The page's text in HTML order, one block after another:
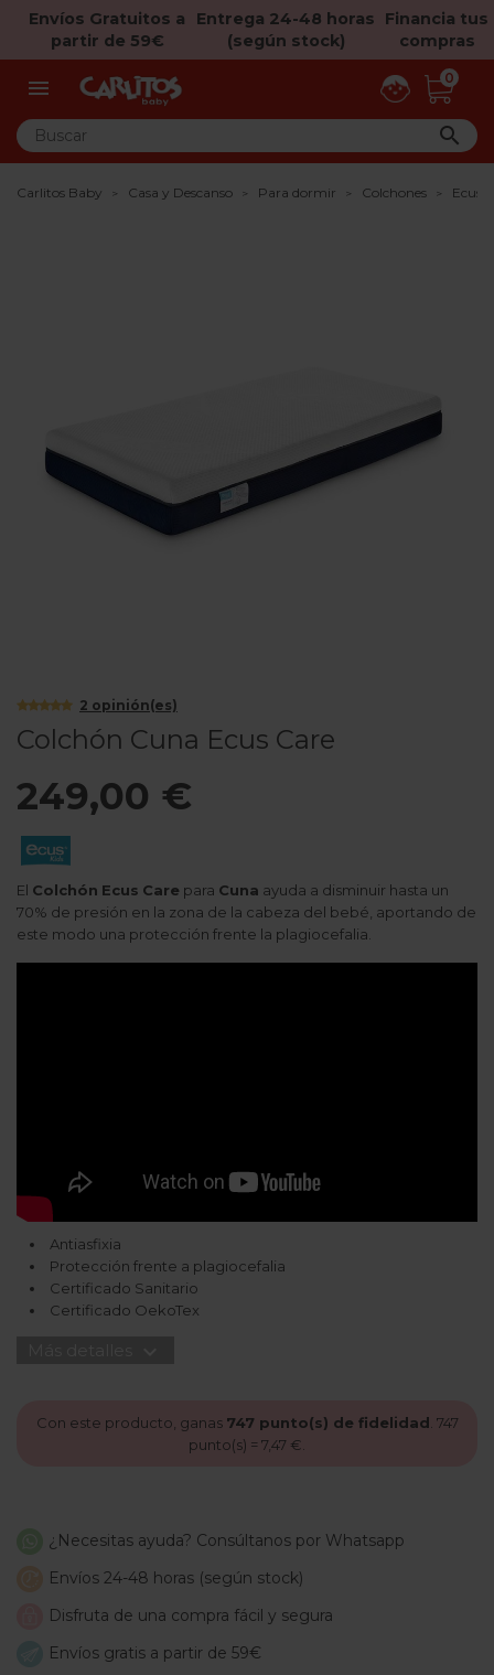
Envíos Gratuitos a
partir de 59€
Entrega 24-48 horas
(según stock)
Financia tus
compras
 0

Carlitos Baby Casa y Descanso Para dormir Colchones Ecus
2 opinión(es)
Colchón Cuna Ecus Care
249,00 €
El Colchón Ecus Care para Cuna ayuda a disminuir hasta un
70% de presión en la zona de la cabeza del bebé, aportando de
este modo una protección frente la plagiocefalia.
Antiasfixia
Protección frente a plagiocefalia
Certificado Sanitario
Certificado OekoTex
Con este producto, ganas 747 punto(s) de fidelidad 747
punto(s) = 7,47 €
¿Necesitas ayuda? Consúltanos por Whatsapp
Envíos 24-48 horas (según stock)
Disfruta de una compra fácil y segura
Envíos gratis a partir de 59€